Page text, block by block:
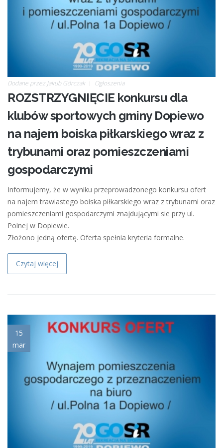
Dodane przez Jakub Górczak Ogłoszenia
ROZSTRZYGNIĘCIE konkursu dla
klubów sportowych gminy Dopiewo
na najem boiska piłkarskiego wraz z
trybunami oraz pomieszczeniami
gospodarczymi
Informujemy, że w wyniku przeprowadzonego konkursu ofert
na najem trawiastego boiska piłkarskiego wraz z trybunami oraz
pomieszczeniami gospodarczymi znajdującymi sie przy ul.
Polnej w Dopiewie.
Złożono jedną ofertę. Oferta spełnia kryteria formalne.
Czytaj więcej
15
mar
tlo_konkurs.jpg